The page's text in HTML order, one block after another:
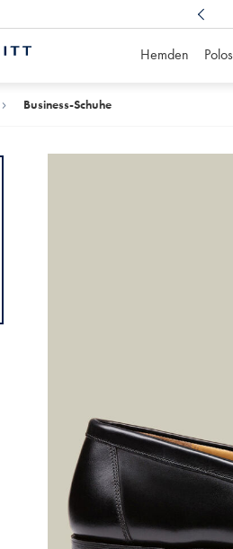
Hemden Polos
Business-Schuhe